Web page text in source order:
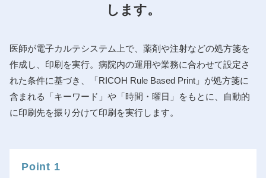
します。
医師が電子カルテシステム上で、薬剤や注射などの処方箋を
作成し、印刷を実行。病院内の運用や業務に合わせて設定さ
れた条件に基づき、「RICOH Rule Based Print」が処方箋に
含まれる「キーワード」や「時間・曜日」をもとに、自動的
に印刷先を振り分けて印刷を実行します。
Point 1